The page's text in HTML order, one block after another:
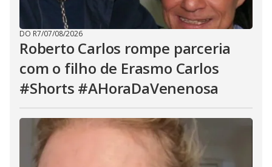
DO R7/07/08/2026
Roberto Carlos rompe parceria
com o filho de Erasmo Carlos
#Shorts #AHoraDaVenenosa